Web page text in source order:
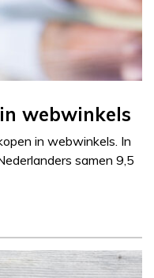
webwinkels
in webwinkels. In
samen 9,5